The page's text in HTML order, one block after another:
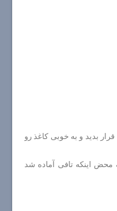
بدید و به خوبی کاغذ رو
محض اینکه تافی آماده شد